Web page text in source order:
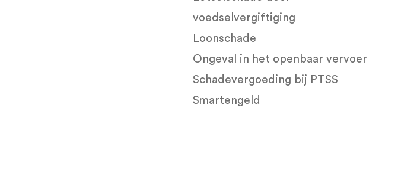
voedselvergiftiging
Loonschade
Ongeval in het openbaar vervoer
Schadevergoeding bij PTSS
Smartengeld